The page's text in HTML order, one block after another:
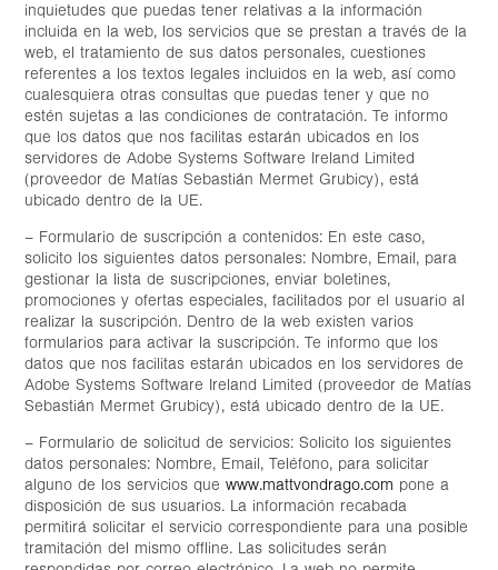
inquietudes que puedas tener relativas a la información
incluida en la web, los servicios que se prestan a través de la
web, el tratamiento de sus datos personales, cuestiones
referentes a los textos legales incluidos en la web, así como
cualesquiera otras consultas que puedas tener y que no
estén sujetas a las condiciones de contratación. Te informo
que los datos que nos facilitas estarán ubicados en los
servidores de Adobe Systems Software Ireland Limited
(proveedor de Matías Sebastián Mermet Grubicy), está
ubicado dentro de la UE.
– Formulario de suscripción a contenidos: En este caso,
solicito los siguientes datos personales: Nombre, Email, para
gestionar la lista de suscripciones, enviar boletines,
promociones y ofertas especiales, facilitados por el usuario al
realizar la suscripción. Dentro de la web existen varios
formularios para activar la suscripción. Te informo que los
datos que nos facilitas estarán ubicados en los servidores de
Adobe Systems Software Ireland Limited (proveedor de Matías
Sebastián Mermet Grubicy), está ubicado dentro de la UE.
– Formulario de solicitud de servicios: Solicito los siguientes
datos personales: Nombre, Email, Teléfono, para solicitar
alguno de los servicios quewww.mattvondrago.com pone a
disposición de sus usuarios. La información recabada
permitirá solicitar el servicio correspondiente para una posible
tramitación del mismo offline. Las solicitudes serán